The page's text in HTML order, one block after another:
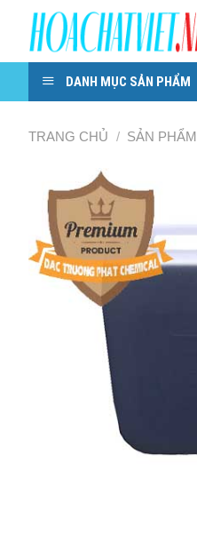
Skip
content
DANH MỤC SẢN PHẨM
TRANG CHỦ / SẢN PHẨM